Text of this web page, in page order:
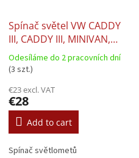
Spínač světel VW CADDY
III, CADDY III, MINIVAN,
EOS, Volkswagen GOLF
PLUS V, Volkswagen GOLF
Volkswagen PASSAT B6,
TOURAN 10.2003–12.2017
Odesíláme do 2 pracovních dní
(3 szt.)
€23 excl. VAT
€28
Add to cart
Spínač světlometů